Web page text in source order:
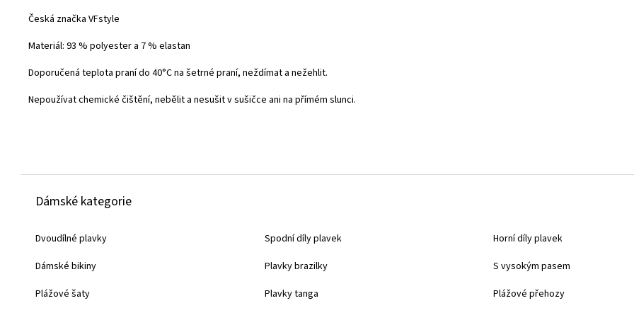
Česká značka VFstyle
Materiál: 93 % polyester a 7 % elastan
Doporučená teplota praní do 40°C na šetrné praní, neždímat a nežehlit.
Nepoužívat chemické čištění, nebělit a nesušit v sušičce ani na přímém slunci.
Dámské kategorie
Dvoudílné plavky
Dámské bikiny
Plážové šaty
Spodní díly plavek
Plavky brazilky
Plavky tanga
Horní díly plavek
S vysokým pasem
Plážové přehozy